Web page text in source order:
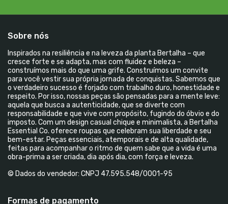
Sobre nós
Inspirados na resiliência e na leveza da planta Bertalha – que
cresce forte e se adapta, mas com fluidez e beleza –
construímos mais do que uma grife. Construímos um convite
para você vestir sua própria jornada de conquistas. Sabemos que
o verdadeiro sucesso é forjado com trabalho duro, honestidade e
respeito. Por isso, nossas peças são pensadas para a mente leve:
aquela que busca a autenticidade, que se diverte com
responsabilidade e que vive com propósito, fugindo do óbvio e do
imposto. Com um design casual chique e minimalista, a Bertalha
Essential Co. oferece roupas que celebram sua liberdade e seu
bem-estar. Peças essenciais, atemporais e de alta qualidade,
feitas para acompanhar o ritmo de quem sabe que a vida é uma
obra-prima a ser criada, dia após dia, com força e leveza.
© Dados do vendedor: CNPJ 47.595.548/0001-95
Formas de pagamento